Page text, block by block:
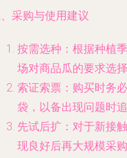
采购与使用建议
按需选种：根据种植
场对商品瓜的要求选择
索证索票：购买时务
袋，以备出现问题时追
先试后扩：对于新接
现良好后再大规模采购